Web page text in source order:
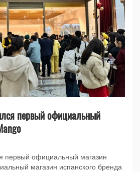
первый официальный
первый официальный магазин
магазин испанского бренда